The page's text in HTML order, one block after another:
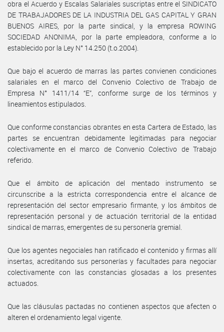
obra el Acuerdo y Escalas Salariales suscriptas entre el SINDICATO
DE TRABAJADORES DE LA INDUSTRIA DEL GAS CAPITAL Y GRAN
BUENOS AIRES, por la parte sindical, y la empresa ROWING
SOCIEDAD ANONIMA, por la parte empleadora, conforme a lo
establecido por la Ley N° 14.250 (t.o.2004).
Que bajo el acuerdo de marras las partes convienen condiciones
salariales en el marco del Convenio Colectivo de Trabajo de
Empresa N° 1411/14 “E”, conforme surge de los términos y
lineamientos estipulados.
Que conforme constancias obrantes en esta Cartera de Estado, las
partes se encuentran debidamente legitimadas para negociar
colectivamente en el marco de Convenio Colectivo de Trabajo
referido.
Que el ámbito de aplicación del mentado instrumento se
circunscribe a la estricta correspondencia entre el alcance de
representación del sector empresario firmante, y los ámbitos de
representación personal y de actuación territorial de la entidad
sindical de marras, emergentes de su personería gremial.
Que los agentes negociales han ratificado el contenido y firmas allí
insertas, acreditando sus personerías y facultades para negociar
colectivamente con las constancias glosadas a los presentes
actuados.
Que las cláusulas pactadas no contienen aspectos que afecten o
alteren el ordenamiento legal vigente.